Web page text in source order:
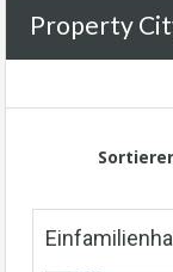
Property